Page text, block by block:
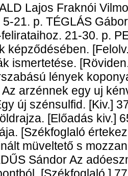
Lajos Fraknói
5-21. p. TÉGLÁS
21-30. p.
képződésében.
ismertetése.
lények
arzénnek egy uj
új szénsulfid. [Kiv.]
[Előadás kiv.]
[Székfoglaló
müveltető s
Sándor Az